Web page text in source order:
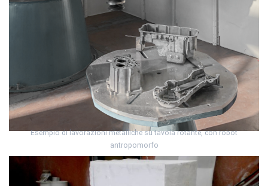
Esempio di lavorazioni metalliche su tavola rotante, con robot
antropomorfo